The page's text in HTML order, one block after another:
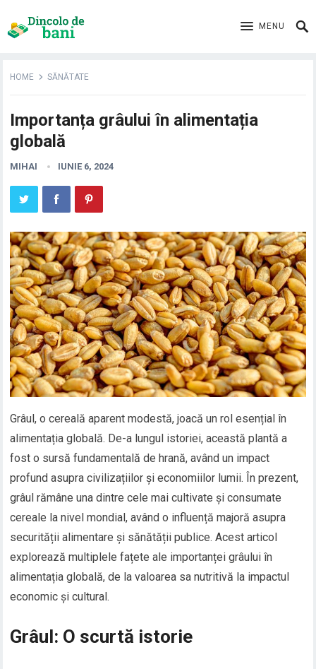
MENU
HOME SĂNĂTATE
Importanța grâului în alimentația
globală
MIHAI IUNIE 6, 2024
Grâul, o cereală aparent modestă, joacă un rol esențial în
alimentația globală. De-a lungul istoriei, această plantă a
fost o sursă fundamentală de hrană, având un impact
profund asupra civilizațiilor și economiilor lumii. În prezent,
grâul rămâne una dintre cele mai cultivate și consumate
cereale la nivel mondial, având o influență majoră asupra
securității alimentare și sănătății publice. Acest articol
explorează multiplele fațete ale importanței grâului în
alimentația globală, de la valoarea sa nutritivă la impactul
economic și cultural.
Grâul: O scurtă istorie